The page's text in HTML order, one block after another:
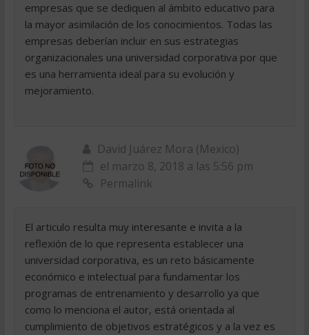
empresas que se dediquen al ámbito educativo para
la mayor asimilación de los conocimientos. Todas las
empresas deberían incluir en sus estrategias
organizacionales una universidad corporativa por que
es una herramienta ideal para su evolución y
mejoramiento.
David Juárez Mora (Mexico)
el marzo 8, 2018 a las 5:56 pm
Permalink
El articulo resulta muy interesante e invita a la
reflexión de lo que representa establecer una
universidad corporativa, es un reto básicamente
económico e intelectual para fundamentar los
programas de entrenamiento y desarrollo ya que
como lo menciona el autor, está orientada al
cumplimiento de objetivos estratégicos y a la vez es